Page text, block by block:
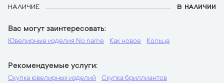
НАЛИЧИЕ
В НАЛИЧИИ
Вас могут заинтересовать
Ювелирные изделия No name Как новое Кольца
Рекомендуемые услуги
Скупка ювелирных изделий
Скупка бриллиантов